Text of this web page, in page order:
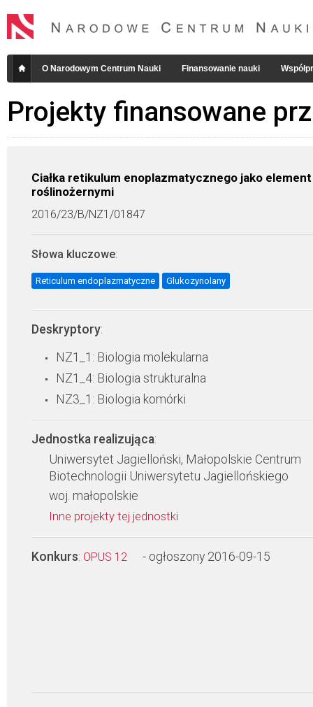
O Narodowym Centrum Nauki Finansowanie nauki
Projekty finansowane
Ciałka retikulum enoplazmatycznego jako
roślinożernymi
2016/23/B/NZ1/01847
Słowa kluczowe:
Reticulum endoplazmatyczne Glukozynolany
Deskryptory:
NZ1_1: Biologia molekularna
NZ1_4: Biologia strukturalna
NZ3_1: Biologia komórki
Jednostka realizująca:
Uniwersytet Jagielloński, Małopolskie Centrum
Biotechnologii Uniwersytetu Jagiellońskiego
woj. małopolskie
Inne projekty tej jednostki
Konkurs: OPUS 12 - ogłoszony 2016-09-15